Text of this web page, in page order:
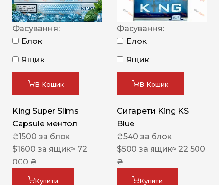
Фасування:
Блок
Ящик
В Кошик
King Super Slims
Capsule ментол
₴1500 за блок
$1600 за ящик≈ 72
000 ₴
Купити
Фасування:
Блок
Ящик
В Кошик
Сигарети King KS
Blue
₴540 за блок
$500 за ящик≈ 22 500
₴
Купити